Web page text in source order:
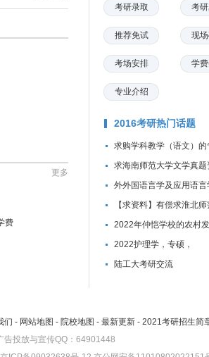
更多
费
考研录取 考
推荐免试 现
考场安排 学
专业介绍
2016考研热门话题
求购学科教学（语文）
求海南师范大学文学真题
外外国语言学及应用语言
【求资料】有偿求淮北
2022年仲恺学校的农村
2022护理学，专硕，
陆工大考研交流
们 - 网站地图 - 院校地图 - 最新更新 - 2021考研招生简
告投放与宣传QQ：64901448